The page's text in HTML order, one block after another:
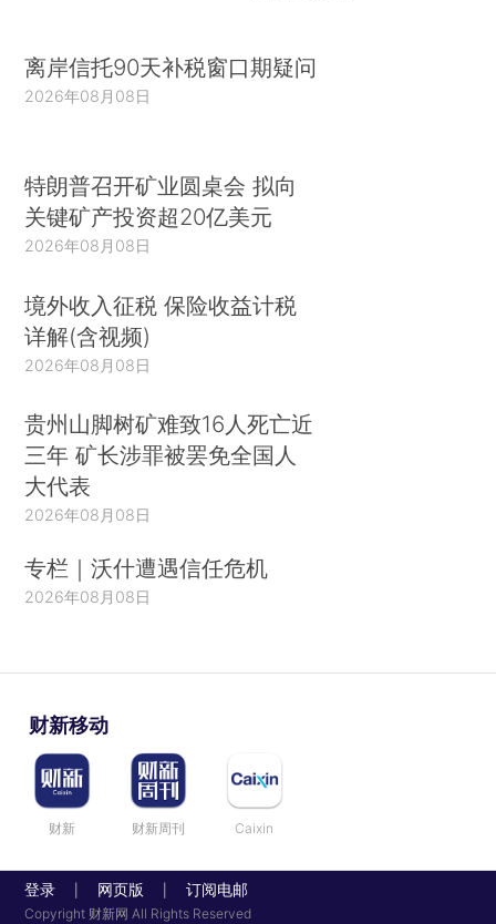
离岸信托90天补税窗口期疑问
2026年08月08日
特朗普召开矿业圆桌会 拟向
关键矿产投资超20亿美元
2026年08月08日
境外收入征税 保险收益计税
详解(含视频)
2026年08月08日
贵州山脚树矿难致16人死亡近
三年 矿长涉罪被罢免全国人
大代表
2026年08月08日
专栏｜沃什遭遇信任危机
2026年08月08日
财新移动
财新 财新周刊 Caixin
登录 网页版 订阅电邮
Copyright 财新网 All Rights Reserved